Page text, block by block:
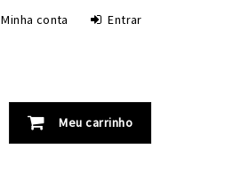
Minha conta Entrar
Meu carrinho